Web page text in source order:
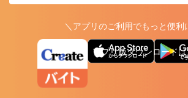
＼アプリのご利用でもっと便利
アプリ版ダウンロード